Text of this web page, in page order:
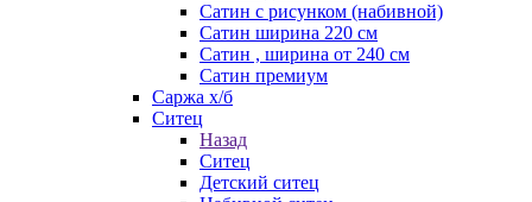
Сатин с рисунком (набивной)
Сатин ширина 220 см
Сатин , ширина от 240 см
Сатин премиум
Саржа х/б
Ситец
Назад
Ситец
Детский ситец